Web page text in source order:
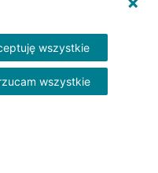
wszystkie
wszystkie